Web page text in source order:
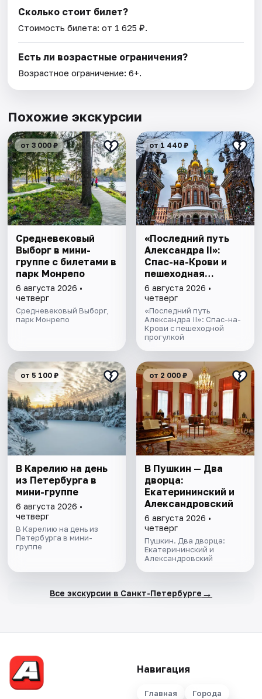
Сколько стоит билет?
Стоимость билета: от 1 625 ₽.
Есть ли возрастные ограничения?
Возрастное ограничение: 6+.
Похожие экскурсии
от 3 000 ₽
Cредневековый
Выборг в мини-
группе c билетами в
парк Монрепо
6 августа 2026 •
четверг
Средневековый Выборг,
парк Монрепо
от 1 440 ₽
«Последний путь
Александра II»:
Спас-на-Крови и
пешеходная
прогулка
6 августа 2026 •
четверг
«Последний путь
Александра II»: Спас-на-
Крови с пешеходной
прогулкой
от 5 100 ₽
В Карелию на день
из Петербурга в
мини-группе
6 августа 2026 •
четверг
В Карелию на день из
Петербурга в мини-
группе
от 2 000 ₽
В Пушкин — Два
дворца:
Екатерининский и
Александровский
6 августа 2026 •
четверг
Пушкин. Два дворца:
Екатерининский и
Александровский
Все экскурсии в Санкт-Петербурге →
Навигация
Главная Города